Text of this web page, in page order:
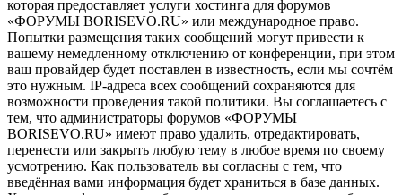
которая предоставляет услуги хостинга для форумов
«ФОРУМЫ BORISEVO.RU» или международное право.
Попытки размещения таких сообщений могут привести к
вашему немедленному отключению от конференции, при этом
ваш провайдер будет поставлен в известность, если мы сочтём
это нужным. IP-адреса всех сообщений сохраняются для
возможности проведения такой политики. Вы соглашаетесь с
тем, что администраторы форумов «ФОРУМЫ
BORISEVO.RU» имеют право удалить, отредактировать,
перенести или закрыть любую тему в любое время по своему
усмотрению. Как пользователь вы согласны с тем, что
введённая вами информация будет храниться в базе данных.